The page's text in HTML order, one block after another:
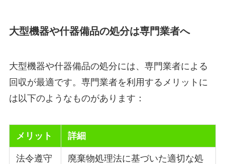
大型機器や什器備品の処分は専門業者へ
大型機器や什器備品の処分には、専門業者による
回収が最適です。専門業者を利用するメリットに
は以下のようなものがあります：
メリット 詳細
法令遵守
廃棄物処理法に基づいた適切な処